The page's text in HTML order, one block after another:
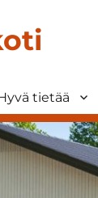
tietää